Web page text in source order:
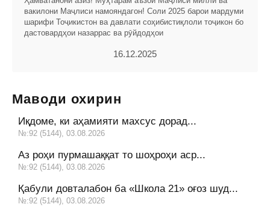
вакилони Маҷлиси намояндагон! Соли 2025 барои мардуми
шарифи Тоҷикистон ва давлати соҳибистиқлоли тоҷикон бо
дастовардҳои назаррас ва рӯйдодҳои
16.12.2025
Маводи охирин
Иқдоме, ки аҳамияти махсус дорад...
№:92 (5144), 03.08.2026
Аз роҳи пурмашаққат то шоҳроҳи аср...
№:92 (5144), 03.08.2026
Қабули довталабон ба «Школа 21» оғоз шуд...
№:92 (5144), 03.08.2026